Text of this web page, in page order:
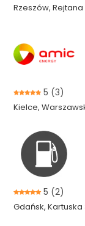
Rzeszów, Rejtana
5 (3)
Kielce,
5 (2)
Gdańsk, Kartuska